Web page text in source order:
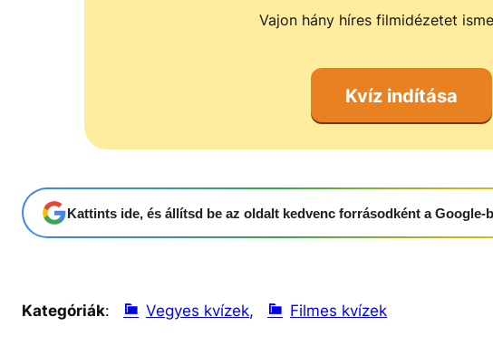
Vajon hány híres filmidézetet
Kvíz indítása
Kattints ide, és állítsd be az oldalt kedvenc forrásodként a Google-
Kategóriák: Vegyes kvízek, Filmes kvízek